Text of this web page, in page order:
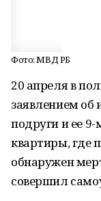
Фото: МВД РБ
20 апреля в
заявлением об
подруги и ее
квартиры, где
обнаружен
совершил